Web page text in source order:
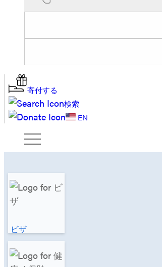
寄付する
検索
EN
ビザ